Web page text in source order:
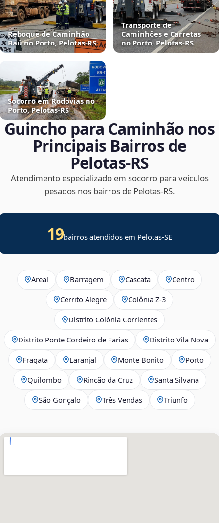
Reboque de Caminhão
Baú no Porto, Pelotas‑RS
Transporte de
Caminhões e Carretas
no Porto, Pelotas‑RS
Socorro em Rodovias no
Porto, Pelotas‑RS
Guincho para Caminhão nos
Principais Bairros de
Pelotas‑RS
Atendimento especializado em socorro para veículos
pesados nos bairros de Pelotas‑RS.
19bairros atendidos em Pelotas-SE
Areal Barragem Cascata Centro
Cerrito Alegre Colônia Z-3
Distrito Colônia Corrientes
Distrito Ponte Cordeiro de Farias Distrito Vila Nova
Fragata Laranjal Monte Bonito Porto
Quilombo Rincão da Cruz Santa Silvana
São Gonçalo Três Vendas Triunfo